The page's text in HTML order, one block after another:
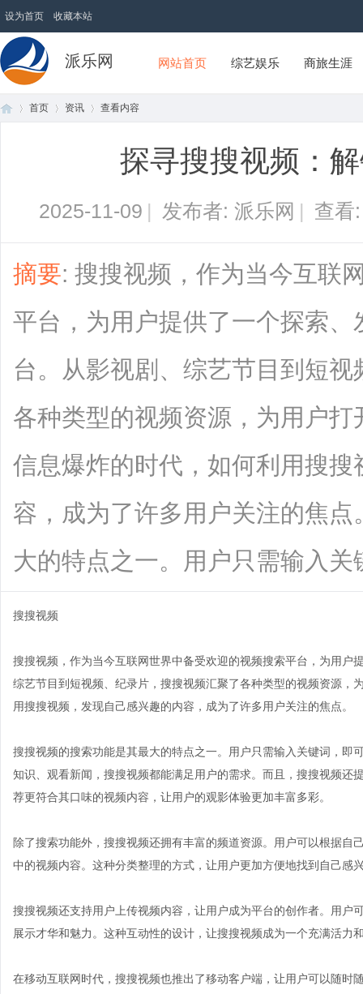
设为首页 收藏本站
派乐网 网站首页 综艺娱乐 商旅生涯
首页 资讯 查看内容
探寻搜搜视频：
2025-11-09 | 发布者: 派乐网 | 查
摘要: 搜搜视频，作为当今互联
平台，为用户提供了一个探索
台。从影视剧、综艺节目到短
各种类型的视频资源，为用户
信息爆炸的时代，如何利用搜
容，成为了许多用户关注的焦
大的特点之一。用户只需输入
搜搜视频
搜搜视频，作为当今互联网世界中备受欢迎的视频搜索平台，为用户
综艺节目到短视频、纪录片，搜搜视频汇聚了各种类型的视频资源，
用搜搜视频，发现自己感兴趣的内容，成为了许多用户关注的焦点。
搜搜视频的搜索功能是其最大的特点之一。用户只需输入关键词，即
知识、观看新闻，搜搜视频都能满足用户的需求。而且，搜搜视频还
荐更符合其口味的视频内容，让用户的观影体验更加丰富多彩。
除了搜索功能外，搜搜视频还拥有丰富的频道资源。用户可以根据
中的视频内容。这种分类整理的方式，让用户更加方便地找到自己感
搜搜视频还支持用户上传视频内容，让用户成为平台的创作者。用户
展示才华和魅力。这种互动性的设计，让搜搜视频成为一个充满活力
在移动互联网时代，搜搜视频也推出了移动客户端，让用户可以随时